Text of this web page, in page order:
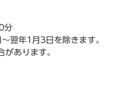
分
翌年1月3日を除きます。
があります。